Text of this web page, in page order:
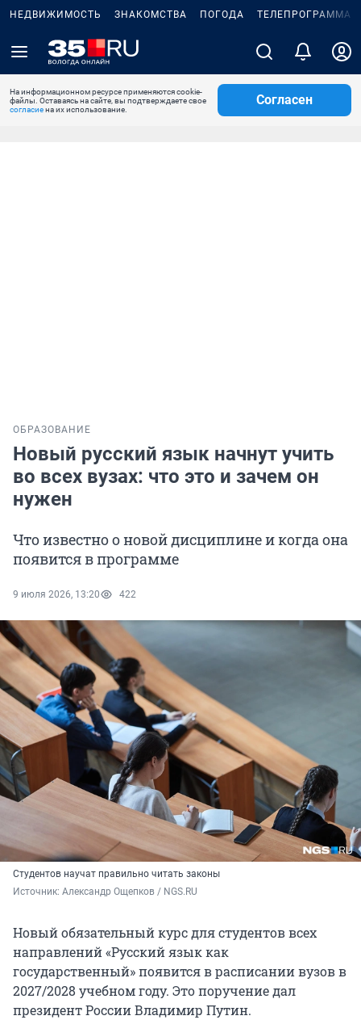
НЕДВИЖИМОСТЬ ЗНАКОМСТВА ПОГОДА ТЕЛЕПРОГРАММА
На информационном ресурсе применяются cookie-
файлы. Оставаясь на сайте, вы подтверждаете свое
согласиена их использование.
Согласен
ОБРАЗОВАНИЕ
Новый русский язык начнут учить
во всех вузах: что это и зачем он
нужен
Что известно о новой дисциплине и когда она
появится в программе
9 июля 2026, 13:20 422
Студентов научат правильно читать законы
Источник: Александр Ощепков / NGS.RU
Новый обязательный курс для студентов всех
направлений «Русский язык как
государственный» появится в расписании вузов в
2027/2028 учебном году. Это поручение дал
президент России Владимир Путин.